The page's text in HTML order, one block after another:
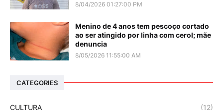
8/04/2026 01:27:00 PM
Menino de 4 anos tem pescoço cortado
ao ser atingido por linha com cerol; mãe
denuncia
8/05/2026 11:55:00 AM
CATEGORIES
CULTURA (12)